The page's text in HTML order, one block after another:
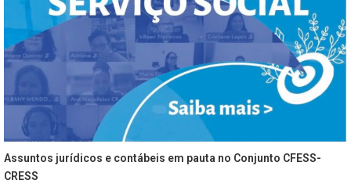
Assuntos jurídicos e contábeis em pauta no Conjunto CFESS-
CRESS